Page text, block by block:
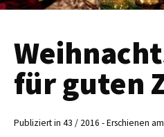
für guten
Publiziert in 43 / 2016 - Erschienen